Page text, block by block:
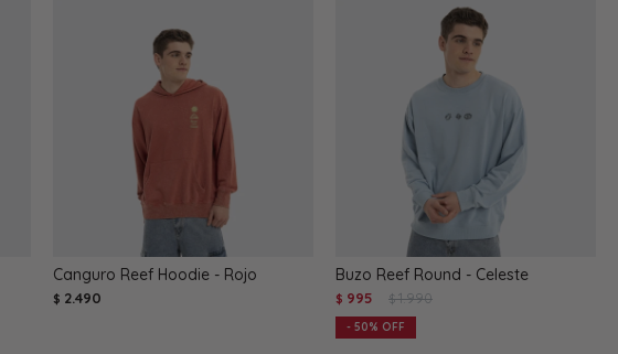
Canguro Reef Hoodie - Rojo
$ 2.490
Buzo Reef Round - Celeste
$ 995 $ 1.990
50